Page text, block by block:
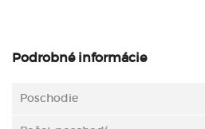
Podrobné informácie
Poschodie